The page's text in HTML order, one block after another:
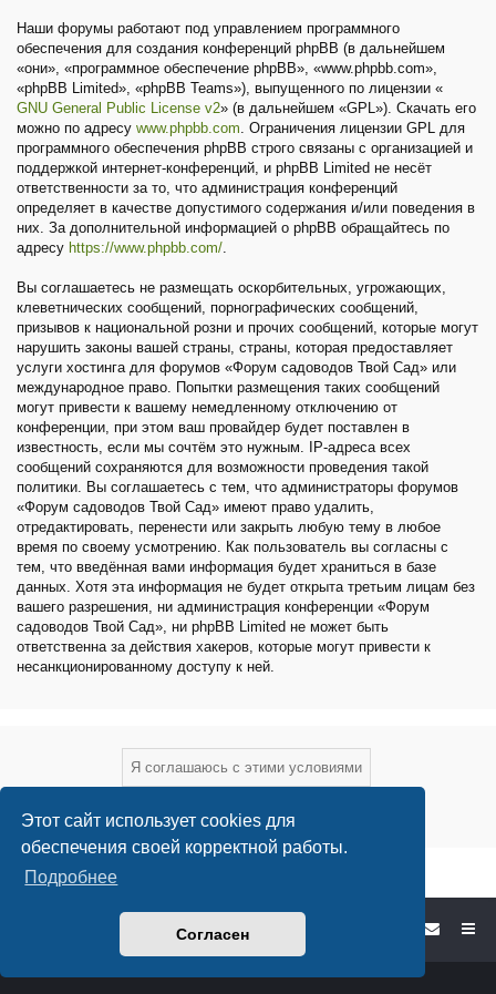
Этот сайт использует cookies для
обеспечения своей корректной работы.
Подробнее
Согласен
Наши форумы работают под управлением программного
обеспечения для создания конференций phpBB (в дальнейшем
«они», «программное обеспечение phpBB», «www.phpbb.com»,
«phpBB Limited», «phpBB Teams»), выпущенного по лицензии «
GNU General Public License v2» (в дальнейшем «GPL»). Скачать его
можно по адресу www.phpbb.com. Ограничения лицензии GPL для
программного обеспечения phpBB строго связаны с организацией и
поддержкой интернет-конференций, и phpBB Limited не несёт
ответственности за то, что администрация конференций
определяет в качестве допустимого содержания и/или поведения в
них. За дополнительной информацией о phpBB обращайтесь по
адресу https://www.phpbb.com/.
Вы соглашаетесь не размещать оскорбительных, угрожающих,
клеветнических сообщений, порнографических сообщений,
призывов к национальной розни и прочих сообщений, которые могут
нарушить законы вашей страны, страны, которая предоставляет
услуги хостинга для форумов «Форум садоводов Твой Сад» или
международное право. Попытки размещения таких сообщений
могут привести к вашему немедленному отключению от
конференции, при этом ваш провайдер будет поставлен в
известность, если мы сочтём это нужным. IP-адреса всех
сообщений сохраняются для возможности проведения такой
политики. Вы соглашаетесь с тем, что администраторы форумов
«Форум садоводов Твой Сад» имеют право удалить,
отредактировать, перенести или закрыть любую тему в любое
время по своему усмотрению. Как пользователь вы согласны с
тем, что введённая вами информация будет храниться в базе
данных. Хотя эта информация не будет открыта третьим лицам без
вашего разрешения, ни администрация конференции «Форум
садоводов Твой Сад», ни phpBB Limited не может быть
ответственна за действия хакеров, которые могут привести к
несанкционированному доступу к ней.
Форум садоводов - список форумов